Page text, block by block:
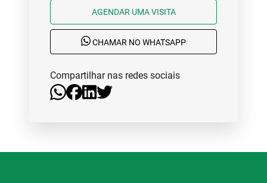
AGENDAR UMA VISITA
CHAMAR NO WHATSAPP
Compartilhar nas redes sociais